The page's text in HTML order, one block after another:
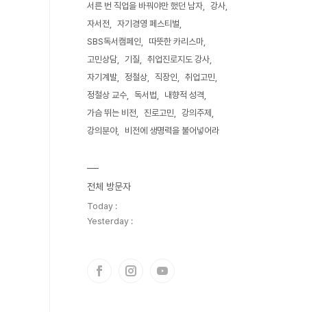
서른 번 직업을 바꿔야만 했던 남자
강사
자서전
자기경영 페스티벌
SBS독서캠페인
따뜻한 카리스마
고민상담
기질
취업진로지도 강사
자기계발
정철상 직장인
취업고민
정철상 교수
독서법
내향적 성격
가슴 뛰는 비전
진로고민
강의주제
강의분야
비전에 생명력을 불어넣어라
전체 방문자
Today :
Yesterday :